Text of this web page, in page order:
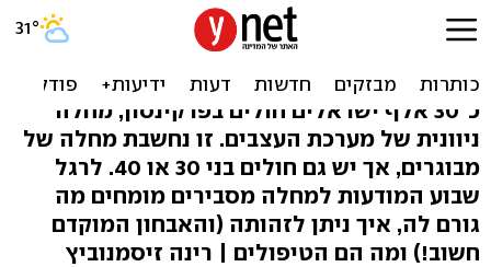
המחלה שמתפרצת כשלגוף
"נגמר הדלק"
כ־30 אלף ישראלים חולים בפרקינסון, מחלה
ניוונית של מערכת העצבים. זו נחשבת מחלה של
מבוגרים, אך יש גם חולים בני 30 או 40. לרגל
שבוע המודעות למחלה מסבירים מומחים מה
גורם לה, איך ניתן לזהותה (והאבחון המוקדם
חשוב!) ומה הם הטיפולים | רינה זיסמנוביץ